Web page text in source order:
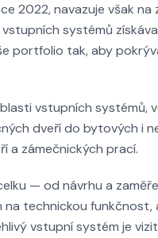
2022, navazuje však na
systémů
portfolio tak, aby
vstupních systémů,
dveří do bytových i
a zámečnických prací.
— od návrhu a
na technickou funkčnost,
vstupní systém je